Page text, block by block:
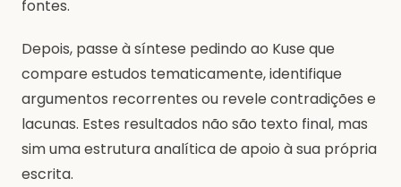
fontes.
Depois, passe à síntese pedindo ao Kuse que
compare estudos tematicamente, identifique
argumentos recorrentes ou revele contradições e
lacunas. Estes resultados não são texto final, mas
sim uma estrutura analítica de apoio à sua própria
escrita.